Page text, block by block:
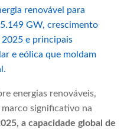
renovável para
GW, crescimento
2025 e principais
e eólica que moldam
energias renováveis,
significativo na
a capacidade global de